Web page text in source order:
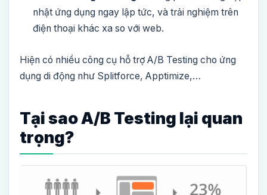
nhật ứng dụng ngay lập tức, và trải nghiệm trên
điện thoại khác xa so với web.
Hiện có nhiều công cụ hỗ trợ A/B Testing cho ứng
dụng di động như Splitforce, Apptimize,…
Tại sao A/B Testing lại quan
trọng?